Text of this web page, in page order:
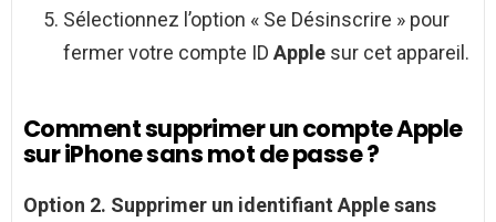
Sélectionnez l’option « Se Désinscrire » pour
fermer votre compte ID Apple sur cet appareil.
Comment supprimer un compte Apple
sur iPhone sans mot de passe ?
Option 2. Supprimer un identifiant Apple sans